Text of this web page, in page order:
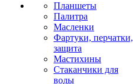
Планшеты
Палитра
Масленки
Фартуки, перчатки,
защита
Мастихины
Стаканчики для
воды